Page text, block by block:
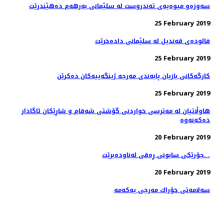
سه‌وزه‌و میوه‌یه‌ی ته‌ندروست له‌ سلێمانی به‌رهه‌م ده‌هێندرێت
25 February 2019
فالوده‌ی قه‌ندیل له‌ سلێمانی داده‌خرێت
25 February 2019
كارگه‌كانی بازیان پابه‌ندی مه‌رجه‌ ژینگه‌ییه‌كان ده‌كرێن
25 February 2019
هاوڵاتیان له‌ مەترسی خواردنی گۆشتی شەقام و شاڕێكان ئاگادار
20 February 2019
جۆرێكی سابونی ڕه‌قی له‌ناوده‌برێت. .
20 February 2019